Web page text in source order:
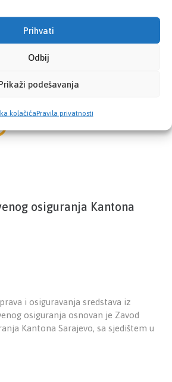
Prihvati
Odbij
podešavanja
kolačićaPravila privatnosti
kartice
STATUS
osiguranja Kantona
i osiguravanja sredstava iz
osiguranja osnovan je Zavod
Kantona Sarajevo, sa sjedištem u